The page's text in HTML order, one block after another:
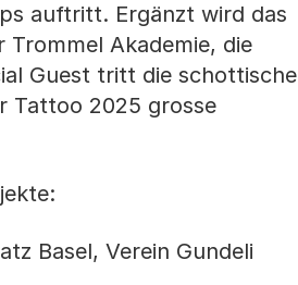
auftritt. Ergänzt wird das
Akademie, die
Guest tritt die schottische
Tattoo 2025 grosse
Basel, Verein Gundeli